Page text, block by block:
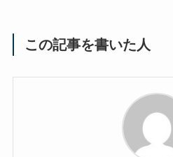
この記事を書いた人